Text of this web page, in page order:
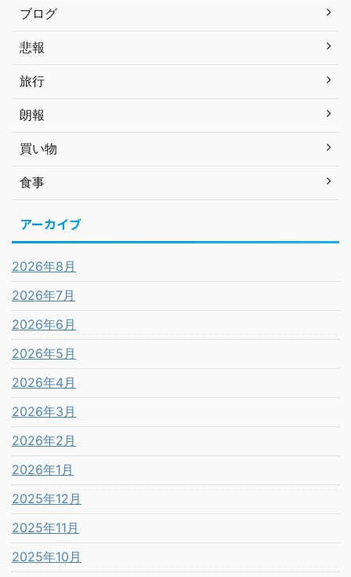
ブログ
悲報
旅行
朗報
買い物
食事
アーカイブ
2026年8月
2026年7月
2026年6月
2026年5月
2026年4月
2026年3月
2026年2月
2026年1月
2025年12月
2025年11月
2025年10月